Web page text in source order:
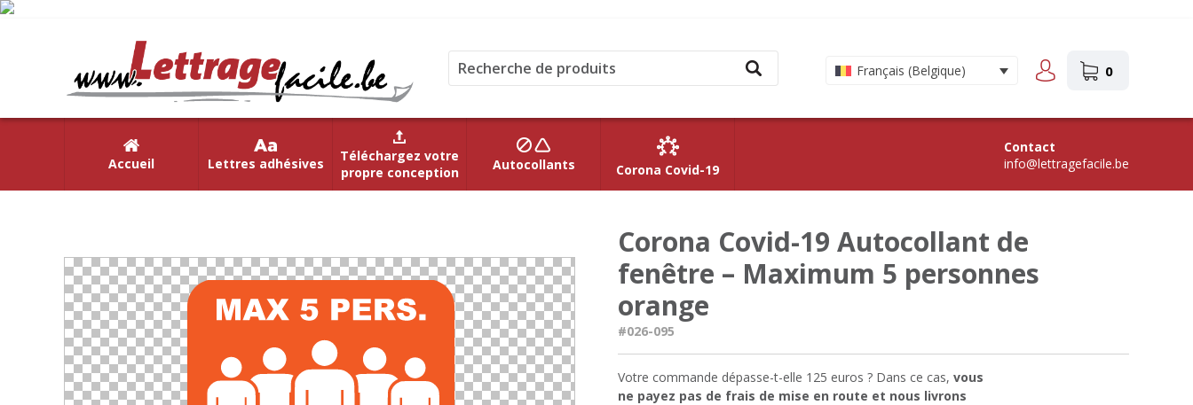
Français (Belgique) 0
Accueil Lettres adhésives
Téléchargez votre
propre conception
Autocollants Corona Covid-19
Contact
info@lettragefacile.be
Corona Covid-19 Autocollant de
fenêtre – Maximum 5 personnes
orange
#026-095
Votre commande dépasse-t-elle 125 euros ? Dans ce cas, vous
ne payez pas de frais de mise en route et nous livrons